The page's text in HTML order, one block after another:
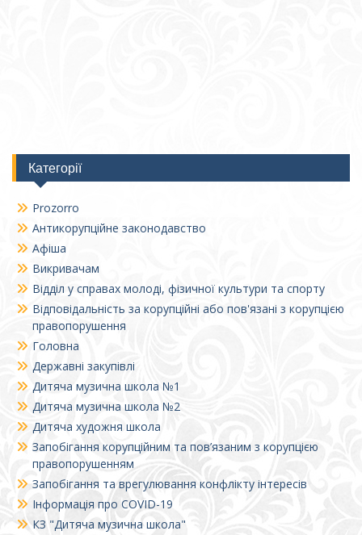
Категорії
Prozorro
Антикорупційне законодавство
Афіша
Викривачам
Відділ у справах молоді, фізичної культури та спорту
Відповідальність за корупційні або пов'язані з корупцією
правопорушення
Головна
Державні закупівлі
Дитяча музична школа №1
Дитяча музична школа №2
Дитяча художня школа
Запобігання корупційним та пов’язаним з корупцією
правопорушенням
Запобігання та врегулювання конфлікту інтересів
Інформація про COVID-19
КЗ "Дитяча музична школа"